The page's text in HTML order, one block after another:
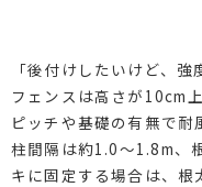
「後付けしたいけど、
フェンスは高さが10cm
ピッチや基礎の有無で
柱間隔は約1.0〜1.8m、
キに固定する場合は、